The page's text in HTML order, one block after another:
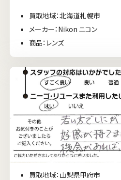
買取地域：北海道札幌市
メーカー：Nikon ニコン
商品：レンズ
買取地域：山梨県甲府市